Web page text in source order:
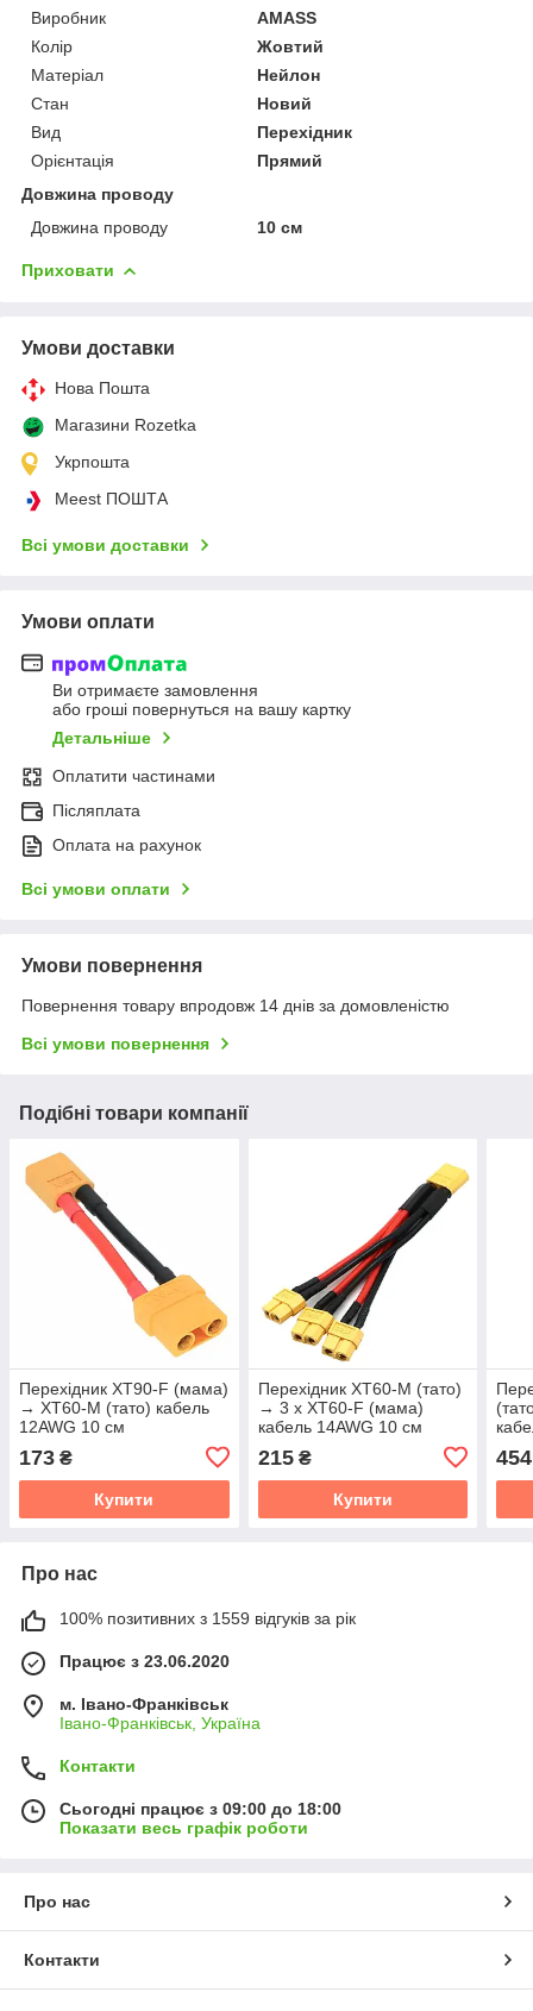
Виробник
AMASS
Колір
Жовтий
Матеріал
Нейлон
Стан
Новий
Вид
Перехідник
Орієнтація
Прямий
Довжина проводу
Довжина проводу
10 см
Приховати
Умови доставки
Нова Пошта
Магазини Rozetka
Укрпошта
Meest ПОШТА
Всі умови доставки
Умови оплати
Ви отримаєте замовлення
або гроші повернуться на вашу картку
Детальніше
Оплатити частинами
Післяплата
Оплата на рахунок
Всі умови оплати
Умови повернення
Повернення товару впродовж 14 днів за домовленістю
Всі умови повернення
Подібні товари компанії
Перехідник XT90-F (мама)
→ XT60-M (тато) кабель
12AWG 10 см
173 ₴
Купити
Перехідник XT60-M (тато)
→ 3 х XT60-F (мама)
кабель 14AWG 10 см
215₴
Купити
454
Про нас
100% позитивних з 1559 відгуків за рік
Працює з 23.06.2020
м. Івано-Франківськ
Івано-Франківськ, Україна
Контакти
Сьогодні працює з 09:00 до 18:00
Показати весь графік роботи
Про нас
Контакти